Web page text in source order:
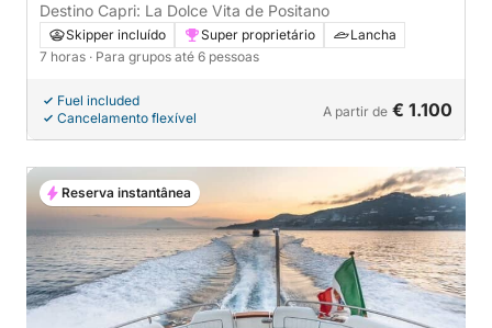
Destino Capri: La Dolce Vita de Positano
Skipper incluído Super proprietário
Lancha
7 horas · Para grupos até 6 pessoas
Fuel included
Cancelamento flexível
A partir de € 1.100
Reserva instantânea